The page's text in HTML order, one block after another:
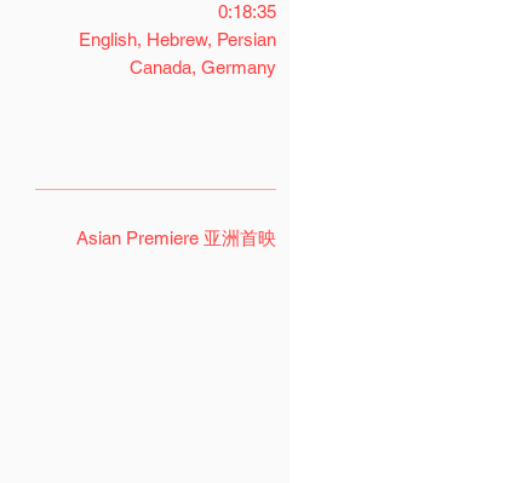
0:18:35
English, Hebrew, Persian
Canada, Germany
Asian Premiere 亚洲首映